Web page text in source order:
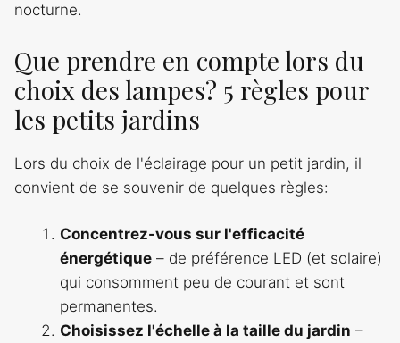
nocturne.
Que prendre en compte lors du
choix des lampes? 5 règles pour
les petits jardins
Lors du choix de l'éclairage pour un petit jardin, il
convient de se souvenir de quelques règles:
Concentrez-vous sur l'efficacité
énergétique – de préférence LED (et solaire)
qui consomment peu de courant et sont
permanentes.
Choisissez l'échelle à la taille du jardin –